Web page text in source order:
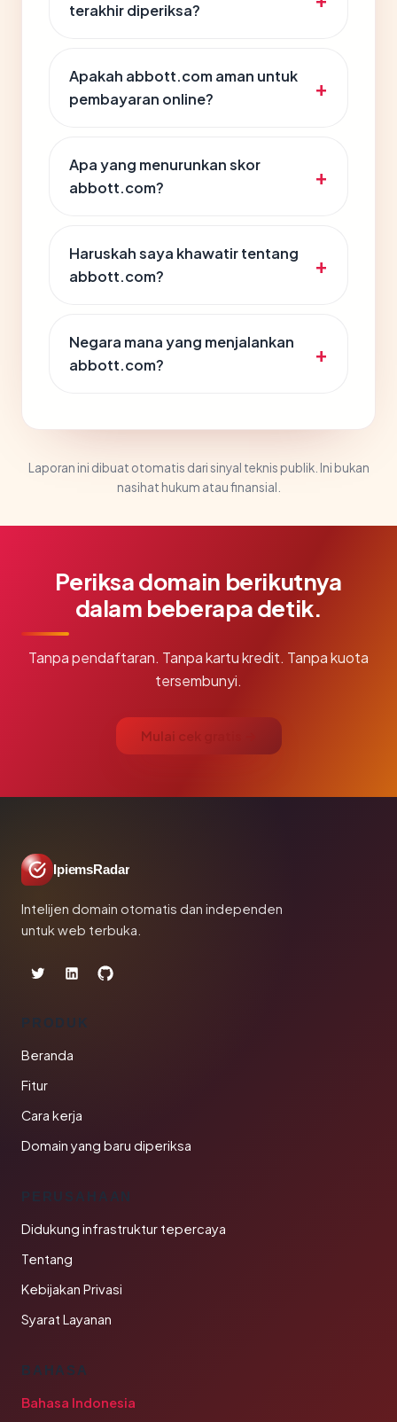
terakhir diperiksa?
Apakah abbott.com aman untuk
pembayaran online?
Apa yang menurunkan skor
abbott.com?
Haruskah saya khawatir tentang
abbott.com?
Negara mana yang menjalankan
abbott.com?
Laporan ini dibuat otomatis dari sinyal teknis publik. Ini bukan
nasihat hukum atau finansial.
Periksa domain berikutnya
dalam beberapa detik.
Tanpa pendaftaran. Tanpa kartu kredit. Tanpa kuota
tersembunyi.
Mulai cek gratis →
IpiemsRadar
Intelijen domain otomatis dan independen
untuk web terbuka.
PRODUK
Beranda
Fitur
Cara kerja
Domain yang baru diperiksa
PERUSAHAAN
Didukung infrastruktur tepercaya
Tentang
Kebijakan Privasi
Syarat Layanan
BAHASA
Bahasa Indonesia